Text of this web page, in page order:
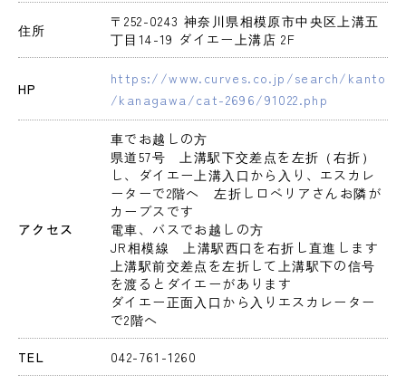
住所
〒252-0243 神奈川県相模原市中央区上溝五
丁目14-19 ダイエー上溝店 2F
HP
https://www.curves.co.jp/search/kanto
/kanagawa/cat-2696/91022.php
アクセス
車でお越しの方
県道57号　上溝駅下交差点を左折（右折）
し、ダイエー上溝入口から入り、エスカレ
ーターで2階へ　左折しロベリアさんお隣が
カーブスです
電車、バスでお越しの方
JR相模線　上溝駅西口を右折し直進します
上溝駅前交差点を左折して上溝駅下の信号
を渡るとダイエーがあります
ダイエー正面入口から入りエスカレーター
で2階へ
TEL 042-761-1260